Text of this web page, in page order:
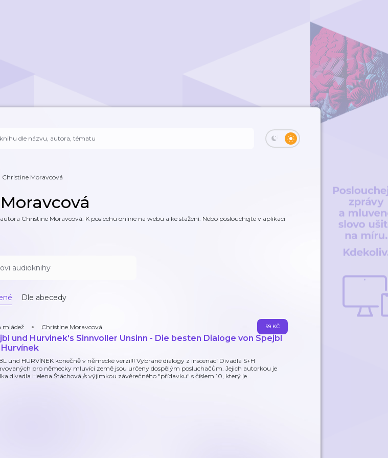
Christine Moravcová
Christine Moravcová. K poslechu online na webu a ke stažení. Nebo poslouchejte v aplikaci
Dle abecedy
mládež Christine Moravcová
und Hurvinek's Sinnvoller Unsinn - Die besten Dialoge von Spejbl
und HURVÍNEK konečně v německé verzi!!! Vybrané dialogy z inscenací Divadla S+H
pro německy mluvící země jsou určeny dospělým posluchačům. Jejich autorkou je
divadla Helena Štáchová /s výjimkou závěrečného "přídavku" s číslem 10, který je…
99 KČ